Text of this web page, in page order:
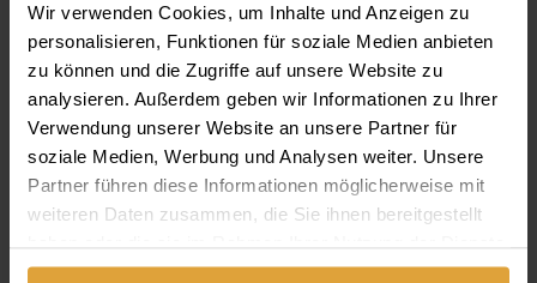
Wir verwenden Cookies, um Inhalte und Anzeigen zu
personalisieren, Funktionen für soziale Medien anbieten
zu können und die Zugriffe auf unsere Website zu
analysieren. Außerdem geben wir Informationen zu Ihrer
Verwendung unserer Website an unsere Partner für
soziale Medien, Werbung und Analysen weiter. Unsere
Partner führen diese Informationen möglicherweise mit
weiteren Daten zusammen, die Sie ihnen bereitgestellt
haben oder die sie im Rahmen Ihrer Nutzung der Dienste
gesammelt haben.
möchten.
Unser Anreiseservice -
Beratung & Transfers von Tür
zu Tür
Wir kümmern uns aber nicht nur um die
Hotelsuche ↗und die Buchung, wir beraten Sie